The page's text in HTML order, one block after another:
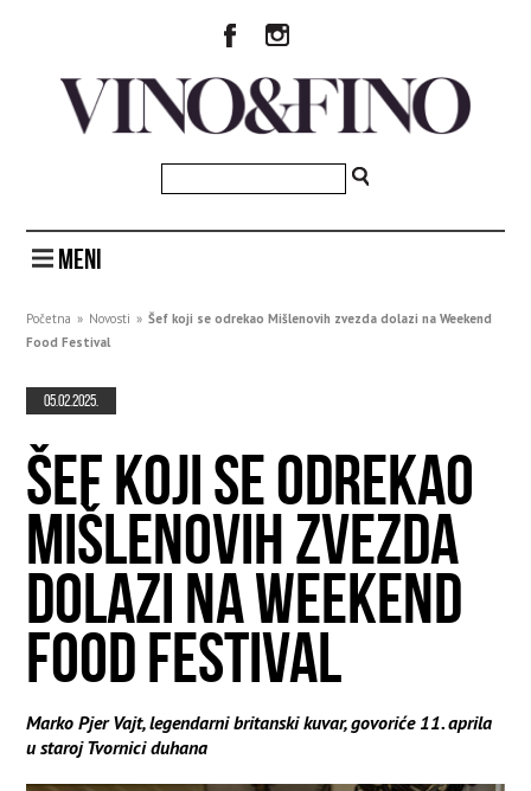
MENI
Početna » Novosti » Šef koji se odrekao Mišlenovih zvezda dolazi na Weekend
Food Festival
05.02.2025.
ŠEF KOJI SE ODREKAO
MIŠLENOVIH ZVEZDA
DOLAZI NA WEEKEND
FOOD FESTIVAL
Marko Pjer Vajt, legendarni britanski kuvar, govoriće 11. aprila
u staroj Tvornici duhana